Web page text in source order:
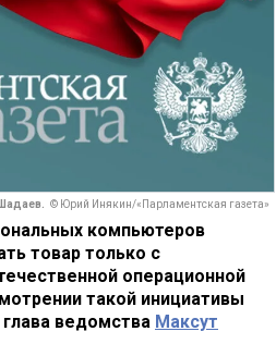
© Юрий Инякин/«Парламентская газета»
компьютеров
товар только с
операционной
такой инициативы
ведомства Максут